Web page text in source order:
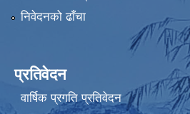
निवेदनको ढाँचा
प्रतिवेदन
वार्षिक प्रगति प्रतिवेदन